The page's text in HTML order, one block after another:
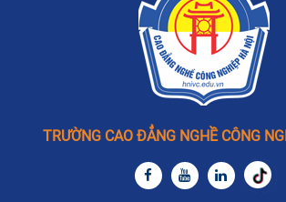
TRƯỜNG CAO ĐẲNG NGHỀ CÔNG